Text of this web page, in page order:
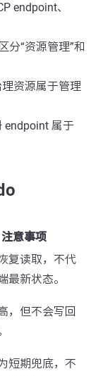
endpoint、
分“资源管理”和
资源属于管理
endpoint 属于
注意事项
复读取，不代
最新状态。
，但不会写回
短期兜底，不